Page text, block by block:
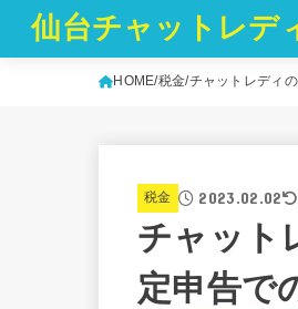
仙台チャットレデ
HOME 税金 チャットレディ
税金 2023.02.02
チャット
定申告で